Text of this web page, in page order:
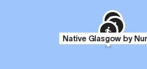
Native Glasgow by